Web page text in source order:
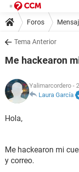
Foros
Tema Anterior
Me hackearon
Yalimarcordero -
Laura García
Hola,
Me hackearon mi
y correo.